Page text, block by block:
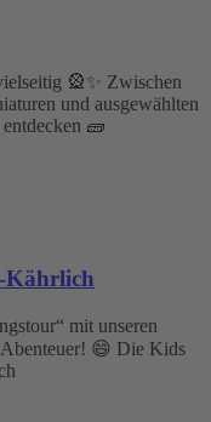
🎡✨ Zwischen
und ausgewählten
🧱
Kährlich
mit unseren
😄 Die Kids